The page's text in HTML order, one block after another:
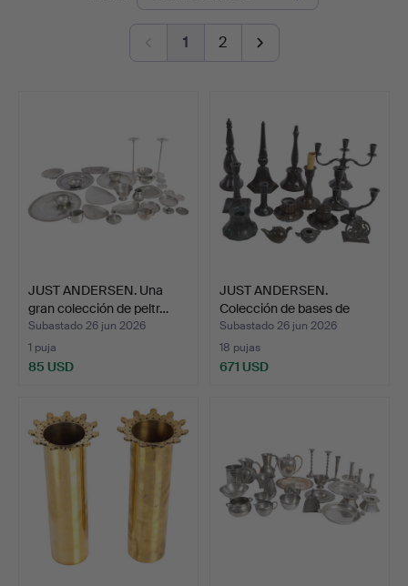
1 2
JUST ANDERSEN. Una
gran colección de peltr…
Subastado 26 jun 2026
1 puja
85 USD
JUST ANDERSEN.
Colección de bases de
lámpa…
Subastado 26 jun 2026
18 pujas
671 USD